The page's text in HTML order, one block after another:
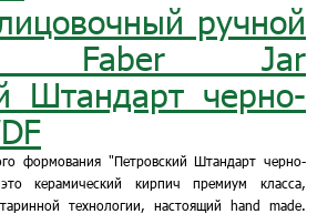
ручной
Faber Jar
Штандарт черно-
формования "Петровский Штандарт черно-
керамический кирпич премиум класса,
технологии, настоящий hand made.